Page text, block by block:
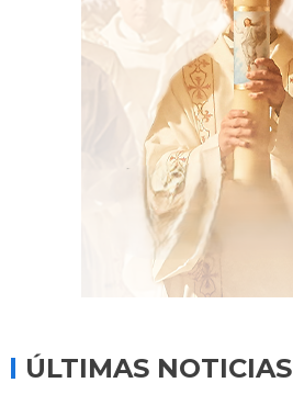
ÚLTIMAS NOTICIAS